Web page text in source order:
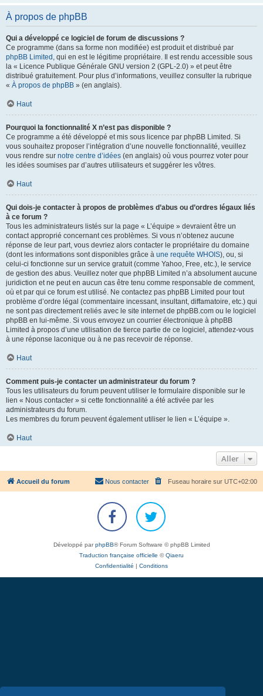
À propos de phpBB
Qui a développé ce logiciel de forum de discussions ?
Ce programme (dans sa forme non modifiée) est produit et distribué par
phpBB Limited , qui en est le légitime propriétaire. Il est rendu accessible sous
la « Licence Publique Générale GNU version 2 (GPL-2.0) » et peut être
distribué gratuitement. Pour plus d’informations, veuillez consulter la rubrique
« À propos de phpBB » (en anglais).
Haut
Pourquoi la fonctionnalité X n’est pas disponible ?
Ce programme a été développé et mis sous licence par phpBB Limited. Si
vous souhaitez proposer l’intégration d’une nouvelle fonctionnalité, veuillez
vous rendre sur notre centre d’idées (en anglais) où vous pourrez voter pour
les idées soumises par d’autres utilisateurs et suggérer les vôtres.
Haut
Qui dois-je contacter à propos de problèmes d’abus ou d’ordres légaux liés
à ce forum ?
Tous les administrateurs listés sur la page « L’équipe » devraient être un
contact approprié concernant ces problèmes. Si vous n’obtenez aucune
réponse de leur part, vous devriez alors contacter le propriétaire du domaine
(dont les informations sont disponibles grâce à une requête WHOIS), ou, si
celui-ci fonctionne sur un service gratuit (comme Yahoo, Free, etc.), le service
de gestion des abus. Veuillez noter que phpBB Limited n’a absolument aucune
juridiction et ne peut en aucun cas être tenu comme responsable de comment,
où et par qui ce forum est utilisé. Ne contactez pas phpBB Limited pour tout
problème d’ordre légal (commentaire incessant, insultant, diffamatoire, etc.) qui
ne sont pas directement reliés avec le site internet de phpBB.com ou le logiciel
phpBB en lui-même. Si vous envoyez un courrier électronique à phpBB
Limited à propos d’une utilisation de tierce partie de ce logiciel, attendez-vous
à une réponse laconique ou à ne pas recevoir de réponse.
Haut
Comment puis-je contacter un administrateur du forum ?
Tous les utilisateurs du forum peuvent utiliser le formulaire disponible sur le
lien « Nous contacter » si cette fonctionnalité a été activée par les
administrateurs du forum.
Les membres du forum peuvent également utiliser le lien « L’équipe ».
Haut
Aller
Accueil du forum Fuseau horaire sur UTC+02:00
Nous contacter
Développé parphpBB® Forum Software © phpBB Limited
Traduction française officielle ©Qiaeru
Confidentialité
Conditions